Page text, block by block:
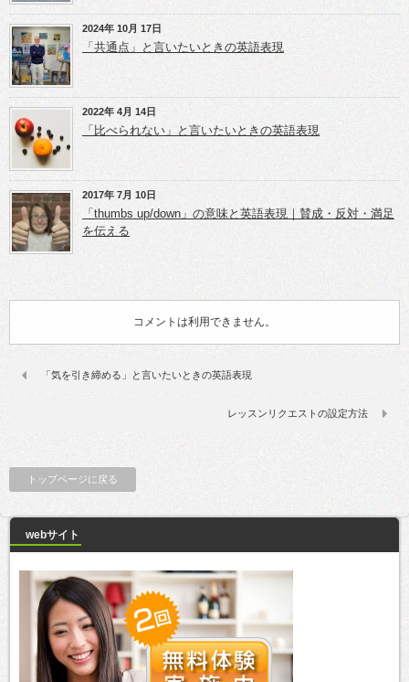
2024年 10月 17日
「共通点」と言いたいときの英語表現
2022年 4月 14日
「比べられない」と言いたいときの英語表現
2017年 7月 10日
「thumbs up/down」の意味と英語表現｜賛成・反対・満足
を伝える
コメントは利用できません。
「気を引き締める」と言いたいときの英語表現
レッスンリクエストの設定方法
トップページに戻る
webサイト